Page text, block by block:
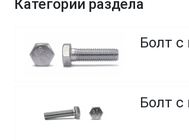
Категории раздела
Болт с
Болт с